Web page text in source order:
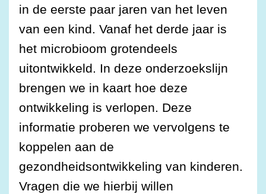
in de eerste paar jaren van het leven
van een kind. Vanaf het derde jaar is
het microbioom grotendeels
uitontwikkeld. In deze onderzoekslijn
brengen we in kaart hoe deze
ontwikkeling is verlopen. Deze
informatie proberen we vervolgens te
koppelen aan de
gezondheidsontwikkeling van kinderen.
Vragen die we hierbij willen